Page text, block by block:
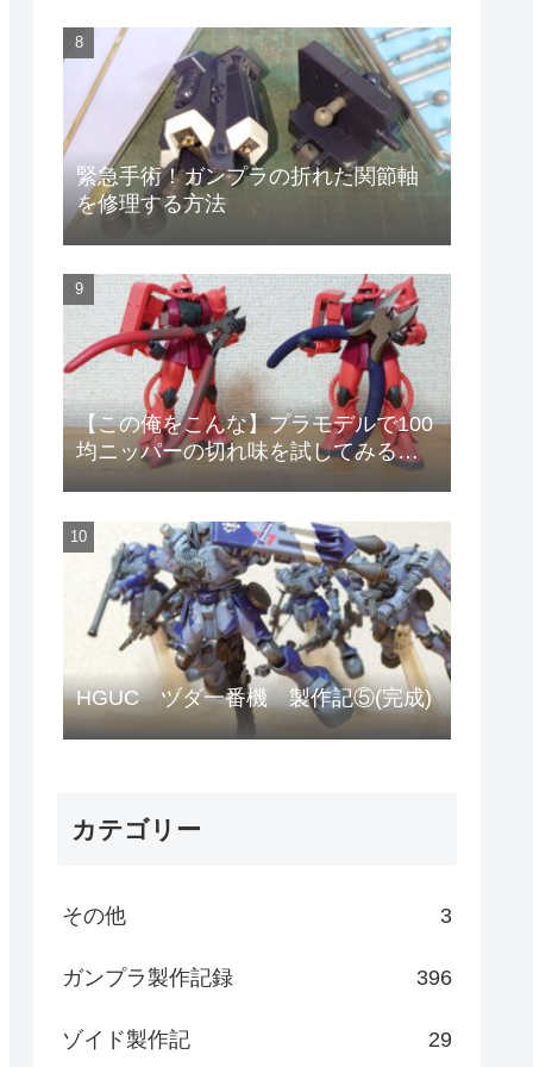
緊急手術！ガンプラの折れた関節軸
を修理する方法
【この俺をこんな】プラモデルで100
均ニッパーの切れ味を試してみる
HGUC ヅダ一番機 製作記⑤(完成)
カテゴリー
その他 3
ガンプラ製作記録 396
ゾイド製作記 29